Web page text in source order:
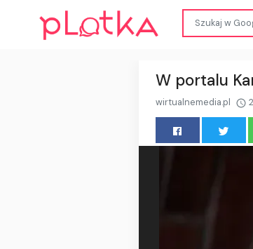
W portalu
wirtualnemedia.pl